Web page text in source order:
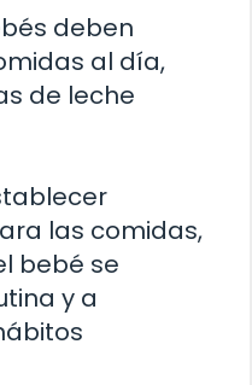
deben
al día,
de leche
las comidas,
bebé se
y a